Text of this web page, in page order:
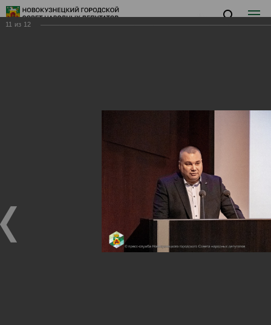
11 из 12